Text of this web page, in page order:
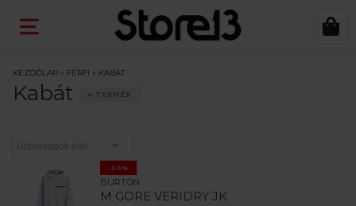
KEZDŐLAP » FÉRFI » KABÁT
Kabát 4 TERMÉK
-30%
BURTON
M GORE VERIDRY JK